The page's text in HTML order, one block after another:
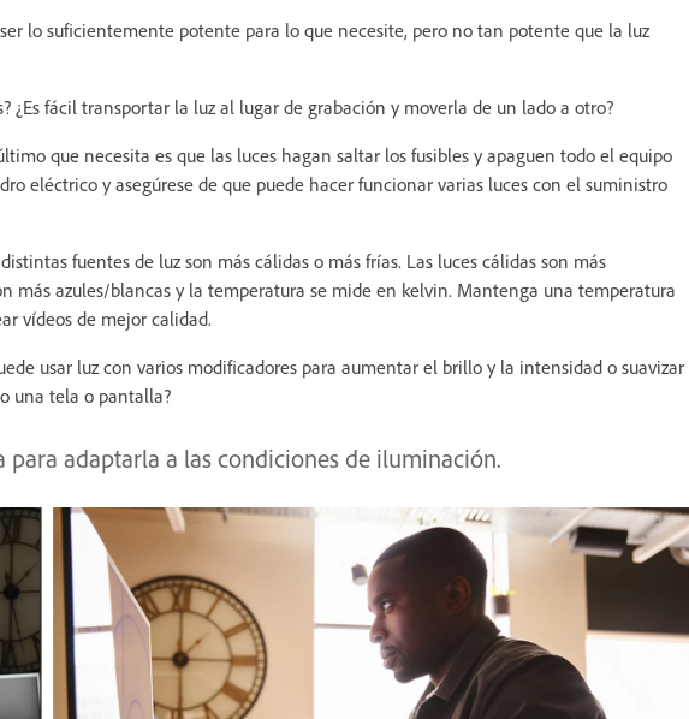
lo suficientemente potente para lo que necesite, pero no tan potente que la luz
¿Es fácil transportar la luz al lugar de grabación y moverla de un lado a otro?
que necesita es que las luces hagan saltar los fusibles y apaguen todo el equipo
eléctrico y asegúrese de que puede hacer funcionar varias luces con el suministro
fuentes de luz son más cálidas o más frías. Las luces cálidas son más
más azules/blancas y la temperatura se mide en kelvin. Mantenga una temperatura
vídeos de mejor calidad.
usar luz con varios modificadores para aumentar el brillo y la intensidad o suavizar
una tela o pantalla?
adaptarla a las condiciones de iluminación.